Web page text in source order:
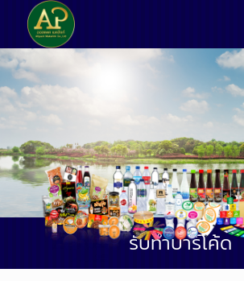
รับทำบาร์โค้ด